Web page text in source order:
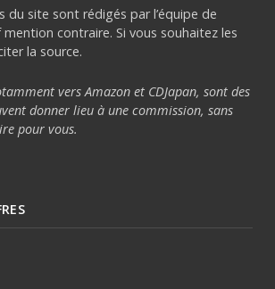
du site sont rédigés par l’équipe de
mention contraire. Si vous souhaitez les
la source.
vers Amazon et CDJapan, sont des
donner lieu à une commission, sans
pour vous.